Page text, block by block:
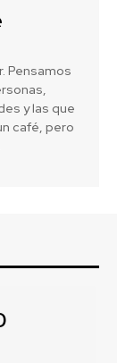
Pensamos
y las que
café, pero